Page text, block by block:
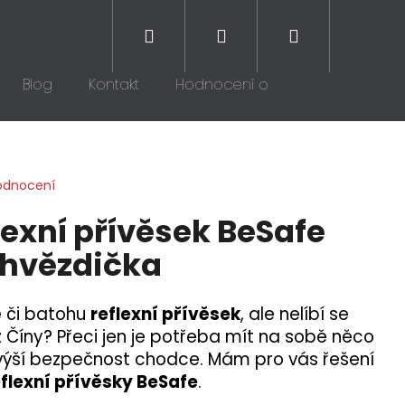
Blog Kontakt Hodnocení obchodu
Přihlášení
přívěsek BeSafe
batohu reflexní přívěsek, ale nelíbí se
Přeci jen je potřeba mít na sobě něco
bezpečnost chodce. Mám pro vás řešení
přívěsky BeSafe.